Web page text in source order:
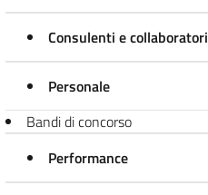
Consulenti e collaboratori
Personale
Bandi di concorso
Performance